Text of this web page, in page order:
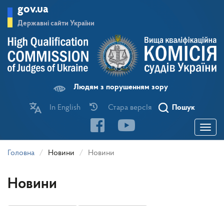
основного
матеріалу
gov.ua
Державні сайти України
Людям з порушенням зору
In English Стара версІя Пошук
Toggle
Головна Новини Новини
Новини